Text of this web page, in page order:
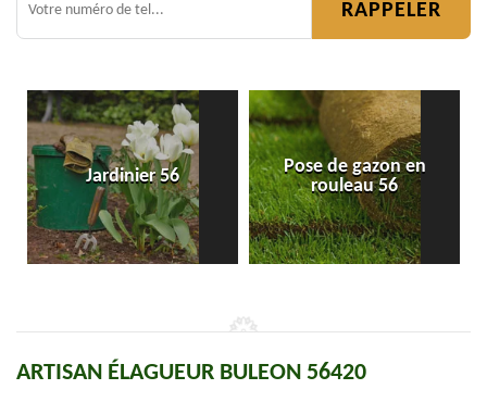
Jardinier 56
Pose de gazon en
rouleau 56
ARTISAN ÉLAGUEUR BULEON 56420